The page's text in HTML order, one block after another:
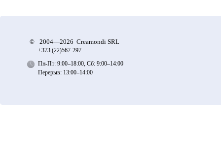
© 2004—2026 Creamondi SRL
+373 (22)567-297
Пн-Пт: 9:00–18:00, Сб: 9:00–14:00
Перерыв: 13:00–14:00